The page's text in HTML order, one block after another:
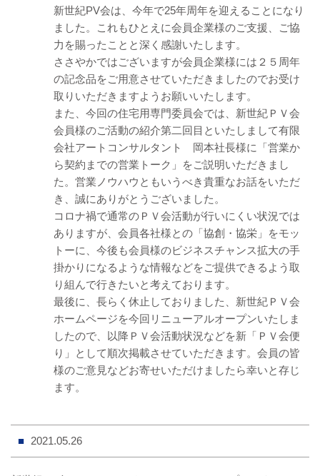
新世紀PV会は、今年で25年周年を迎えることになり
ました。これもひとえに会員企業様のご支援、ご協
力を賜ったことと深く感謝いたします。
ささやかではございますが会員企業様には２５周年
の記念品をご用意させていただきましたのでお受け
取りいただきますようお願いいたします。
また、今回の住宅用専門委員会では、新世紀ＰＶ会
会員様のご活動の紹介第二回目といたしまして有限
会社アートコンサルタント 岡本社長様に「営業か
ら契約までの営業トーク」をご説明いただきまし
た。営業ノウハウともいうべき貴重なお話をいただ
き、誠にありがとうございました。
コロナ禍で通常のＰＶ会活動が行いにくい状況では
ありますが、会員各社様との「協創・協栄」をモッ
トーに、今後も会員様のビジネスチャンス拡大の手
掛かりになるような情報などをご提供できるよう取
り組んで行きたいと考えております。
最後に、長らく休止しておりました、新世紀ＰＶ会
ホームページを今回リニューアルオープンいたしま
したので、以降ＰＶ会活動状況などを新「ＰＶ会便
り」として順次掲載させていただきます。会員の皆
様のご意見などお寄せいただけましたら幸いと存じ
ます。
2021.05.26